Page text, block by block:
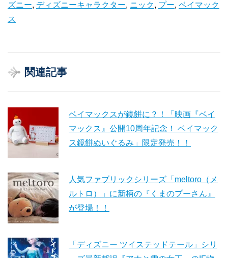
ズニー, ディズニーキャラクター, ニック, プー, ベイマック
ス
関連記事
ベイマックスが鏡餅に？！「映画『ベイ
マックス』公開10周年記念！ ベイマック
ス鏡餅ぬいぐるみ」限定発売！！
人気ファブリックシリーズ「meltoro（メ
ルトロ）」に新柄の『くまのプーさん』
が登場！！
「ディズニー ツイステッドテール」シリ